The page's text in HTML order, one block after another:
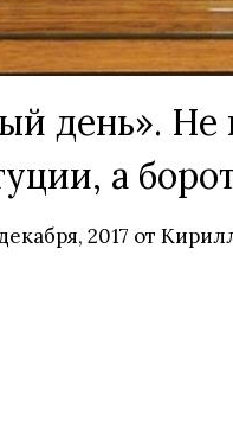
день». Не
а
2017 от